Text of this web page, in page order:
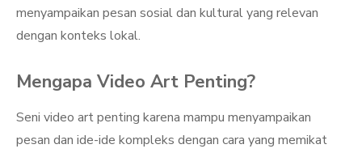
menyampaikan pesan sosial dan kultural yang relevan
dengan konteks lokal.
Mengapa Video Art Penting?
Seni video art penting karena mampu menyampaikan
pesan dan ide-ide kompleks dengan cara yang memikat